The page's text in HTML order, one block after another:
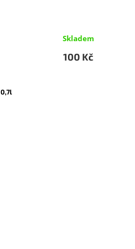
Skladem
100 Kč
Láhev NAMIB Fresh 0,7l